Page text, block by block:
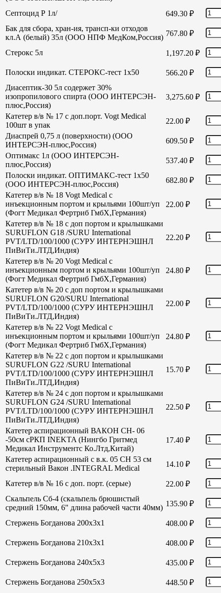
Септоцид Р 1л/
649.30 ₽
Бак для сбора, хран-ия, трансп-ки отходов
кл.А (белый) 35л (ООО НПФ МедКом,Россия) 767.80 ₽
Стерокс 5л 1,197.20 ₽
Полоски индикат. СТЕРОКС-тест 1х50 566.20 ₽
Диасептик-30 5л содержет 30%
изопропилового спирта (ООО ИНТЕРСЭН-
плюс,Россия)
3,275.60 ₽
Катетер в/в № 17 с доп.порт. Vogt Medical
100шт в упак
22.00 ₽
Диаспрей 0,75 л (поверхности) (ООО
ИНТЕРСЭН-плюс,Россия)
609.50 ₽
Оптимакс 1л (ООО ИНТЕРСЭН-
плюс,Россия)
537.40 ₽
Полоски индикат. ОПТИМАКС-тест 1х50
(ООО ИНТЕРСЭН-плюс,Россия)
682.80 ₽
Катетер в/в № 18 Vogt Medical с
инъекционным портом и крыльями 100шт/уп
(Фогт Медикал Фертриб ГмбХ,Германия)
22.00 ₽
Катетер в/в № 18 с доп портом и крылышками
SURUFLON G18 /SURU International
PVT/LTD/100/1000 (СУРУ ИНТЕРНЭШНЛ
ПиВиТи.ЛТД,Индия)
22.20 ₽
Катетер в/в № 20 Vogt Medical с
инъекционным портом и крыльями 100шт/уп
(Фогт Медикал Фертриб ГмбХ,Германия)
24.80 ₽
Катетер в/в № 20 с доп портом и крылышками
SURUFLON G20/SURU International
PVT/LTD/100/1000 (СУРУ ИНТЕРНЭШНЛ
ПиВиТи.ЛТД,Индия)
22.00 ₽
Катетер в/в № 22 Vogt Medical с
инъекционным портом и крыльями 100шт/уп
(Фогт Медикал Фертриб ГмбХ,Германия)
24.80 ₽
Катетер в/в № 22 с доп портом и крылышками
SURUFLON G22 /SURU International
PVT/LTD/100/1000 (СУРУ ИНТЕРНЭШНЛ
ПиВиТи.ЛТД,Индия)
15.70 ₽
Катетер в/в № 24 с доп портом и крылышками
SURUFLON G24 /SURU International
PVT/LTD/100/1000 (СУРУ ИНТЕРНЭШНЛ
ПиВиТи.ЛТД,Индия)
22.50 ₽
Катетер аспирационный ВАКОН СН- 06
-50см сРКП INEKTA (Нингбо Гритмед
Медикал Инструментс Ко.Лтд,Китай)
17.40 ₽
Катетер аспирационный с в.к. 05 СН 53 см
стерильный Вакон .INTEGRAL Medical
14.10 ₽
Катетер в/в № 16 с доп. порт. (серые) 22.00 ₽
Скальпель Сб-4 (скальпель брюшистый
средний 150мм, 6" длина рабочей части 40мм) 135.90 ₽
Стержень Богданова 200х3х1 408.00 ₽
Стержень Богданова 210х3х1 408.00 ₽
Стержень Богданова 240х5х3 435.00 ₽
Стержень Богданова 250х5х3 448.50 ₽